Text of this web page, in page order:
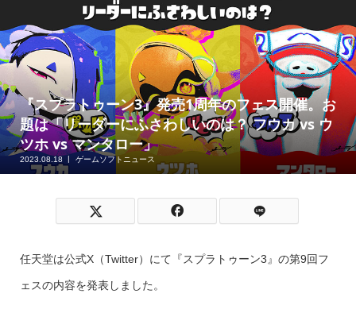
『スプラトゥーン3』発売1周年のフェス開催。お
題は「リーダーにふさわしいのは？ フウカ vs ウ
ツホ vs マンタロー」
2023.08.18 ゲームソフトニュース
任天堂は公式X（Twitter）にて『スプラトゥーン3』の第9回フ
ェスの内容を発表しました。